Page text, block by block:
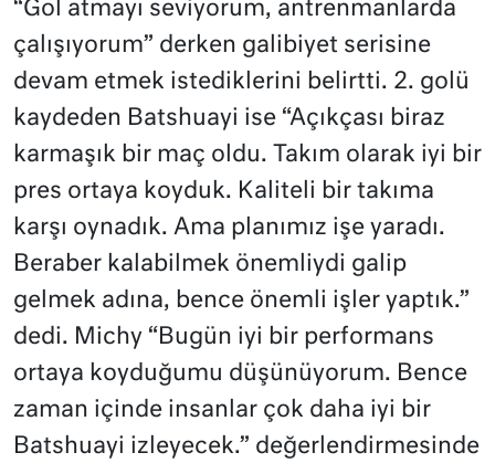
“Gol atmayı seviyorum, antrenmanlarda
çalışıyorum” derken galibiyet serisine
devam etmek istediklerini belirtti. 2. golü
kaydeden Batshuayi ise “Açıkçası biraz
karmaşık bir maç oldu. Takım olarak iyi bir
pres ortaya koyduk. Kaliteli bir takıma
karşı oynadık. Ama planımız işe yaradı.
Beraber kalabilmek önemliydi galip
gelmek adına, bence önemli işler yaptık.”
dedi. Michy “Bugün iyi bir performans
ortaya koyduğumu düşünüyorum. Bence
zaman içinde insanlar çok daha iyi bir
Batshuayi izleyecek.” değerlendirmesinde